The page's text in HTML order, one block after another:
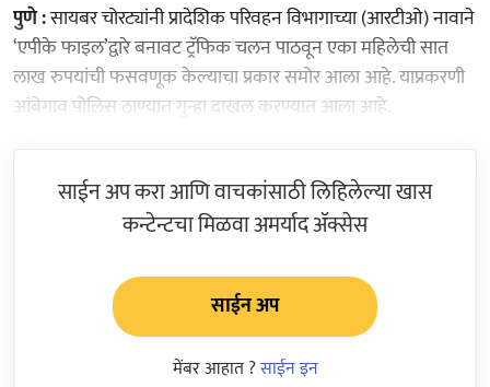
पुणे :सायबर चोरट्यांनी प्रादेशिक परिवहन विभागाच्या (आरटीओ) नावाने
‘एपीके फाइल’द्वारे बनावट ट्रॅफिक चलन पाठवून एका महिलेची सात
लाख रुपयांची फसवणूक केल्याचा प्रकार समोर आला आहे. याप्रकरणी
आंबेगाव पोलिस ठाण्यात गुन्हा दाखल करण्यात आला आहे.
साईन अप करा आणि वाचकांसाठी लिहिलेल्या खास
कन्टेन्टचा मिळवा अमर्याद ॲक्सेस
साईन अप
मेंबर आहात ?साईन इन